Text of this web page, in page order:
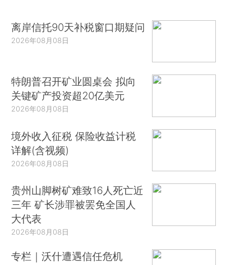
离岸信托90天补税窗口期疑问
2026年08月08日
特朗普召开矿业圆桌会 拟向
关键矿产投资超20亿美元
2026年08月08日
境外收入征税 保险收益计税
详解(含视频)
2026年08月08日
贵州山脚树矿难致16人死亡近
三年 矿长涉罪被罢免全国人
大代表
2026年08月08日
专栏｜沃什遭遇信任危机